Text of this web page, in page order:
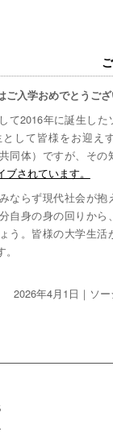
入学おめでとうござ
て2016年に誕生した
して皆様をお迎え
同体）ですが、その
ブされています。
ならず現代社会が抱
自身の身の回りから
う。皆様の大学生活
2026年4月1日｜ソ